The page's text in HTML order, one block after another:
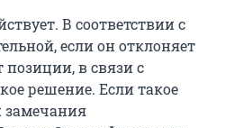
В соответствии с
если он отклоняет
позиции, в связи с
решение. Если такое
замечания